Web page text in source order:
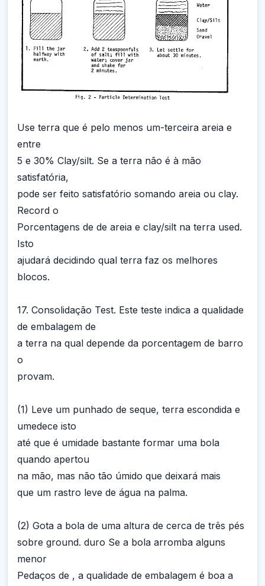
Use terra que é pelo menos um-terceira areia e
entre
5 e 30% Clay/silt. Se a terra não é à mão
satisfatória,
pode ser feito satisfatório somando areia ou clay.
Record o
Porcentagens de de areia e clay/silt na terra used.
Isto
ajudará decidindo qual terra faz os melhores
blocos.
17. Consolidação Test. Este teste indica a qualidade
de embalagem de
a terra na qual depende da porcentagem de barro
o
provam.
(1) Leve um punhado de seque, terra escondida e
umedece isto
até que é umidade bastante formar uma bola
quando apertou
na mão, mas não tão úmido que deixará mais
que um rastro leve de água na palma.
(2) Gota a bola de uma altura de cerca de três pés
sobre ground. duro Se a bola arromba alguns
menor
Pedaços de , a qualidade de embalagem é boa a